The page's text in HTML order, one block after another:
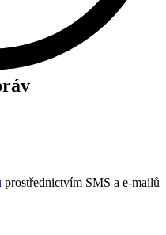
prostřednictvím SMS a e-mailů